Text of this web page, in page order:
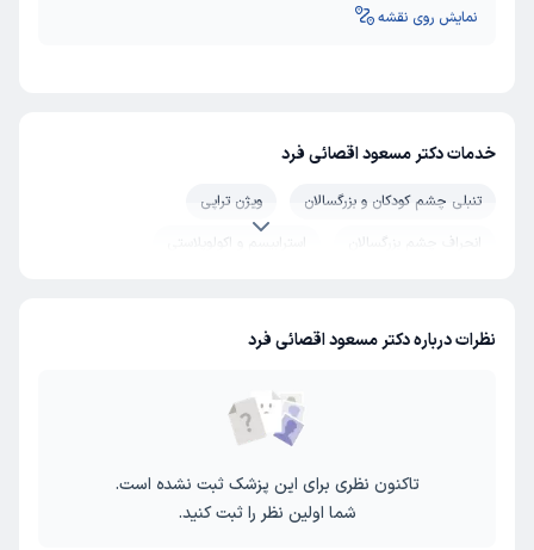
نمایش روی نقشه
خدمات دکتر مسعود اقصائی فرد
تنبلی چشم کودکان و بزرگسالان
ویژن تراپی
انحراف چشم بزرگسالان
استرابیسم و اکولوپلاستی
نظرات درباره دکتر مسعود اقصائی فرد
تاکنون نظری برای این پزشک ثبت نشده است.
شما اولین نظر را ثبت کنید.